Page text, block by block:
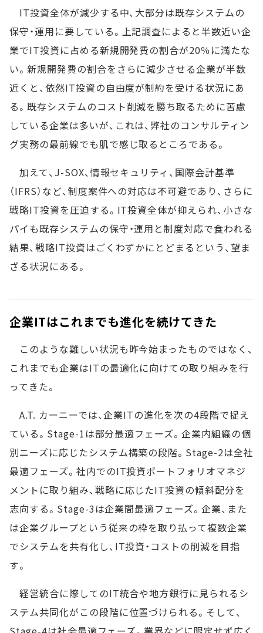
IT投資全体が減少する中、大部分は既存システムの
保守・運用に要している。上記調査によると半数近い企
業でIT投資に占める新規開発費の割合が20％に満たな
い。新規開発費の割合をさらに減少させる企業が半数
近くと、依然IT投資の自由度が制約を受ける状況にあ
る。既存システムのコスト削減を勝ち取るために苦慮
している企業は多いが、これは、弊社のコンサルティン
グ実務の最前線でも肌で感じ取るところである。
加えて、J-SOX、情報セキュリティ、国際会計基準
（IFRS）など、制度案件への対応は不可避であり、さらに
戦略IT投資を圧迫する。IT投資全体が抑えられ、小さな
パイも既存システムの保守・運用と制度対応で食われる
結果、戦略IT投資はごくわずかにとどまるという、望ま
ざる状況にある。
企業ITはこれまでも進化を続けてきた
このような難しい状況も昨今始まったものではなく、
これまでも企業はITの最適化に向けての取り組みを行
ってきた。
A.T. カーニーでは、企業ITの進化を次の4段階で捉え
ている。Stage-1は部分最適フェーズ。企業内組織の個
別ニーズに応じたシステム構築の段階。Stage-2は全社
最適フェーズ。社内でのIT投資ポートフォリオマネジ
メントに取り組み、戦略に応じたIT投資の傾斜配分を
志向する。Stage-3は企業間最適フェーズ。企業、また
は企業グループという従来の枠を取り払って複数企業
でシステムを共有化し、IT投資・コストの削減を目指
す。
経営統合に際してのIT統合や地方銀行に見られるシ
ステム共同化がこの段階に位置づけられる。そして、